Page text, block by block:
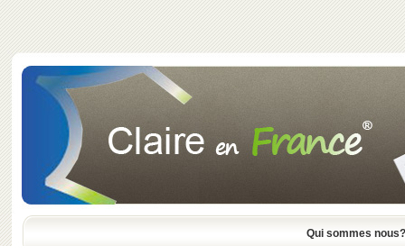
Qui sommes nous?